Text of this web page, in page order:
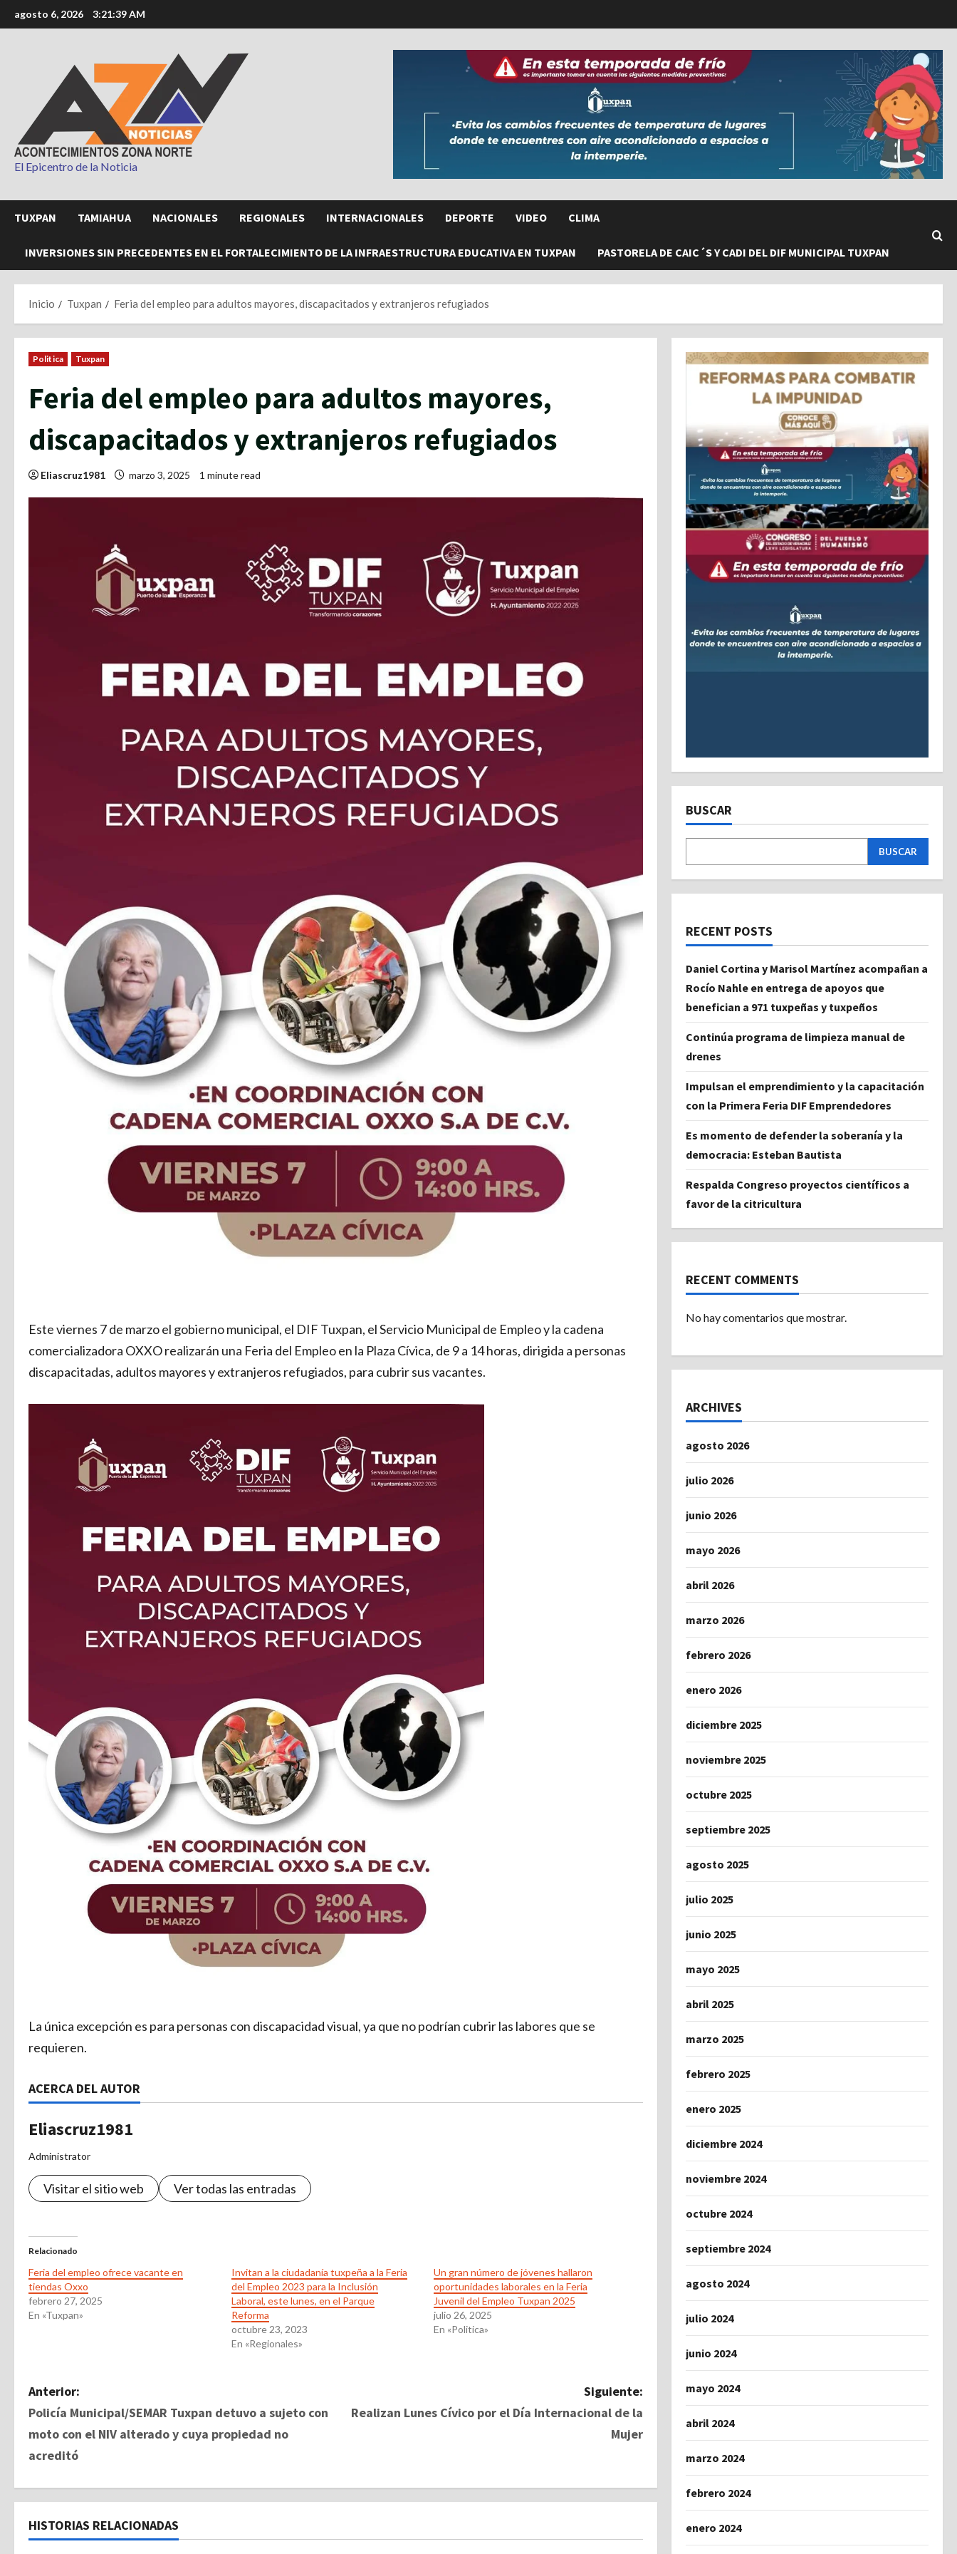
al
agosto 6, 2026 3:21:40 AM
El Epicentro de la Noticia
TUXPAN TAMIAHUA NACIONALES REGIONALES INTERNACIONALES DEPORTE VIDEO CLIMA
INVERSIONES SIN PRECEDENTES EN EL FORTALECIMIENTO DE LA INFRAESTRUCTURA EDUCATIVA EN TUXPAN PASTORELA DE CAIC´S Y CADI DEL DIF MUNICIPAL TUXPAN
Inicio Tuxpan Feria del empleo para adultos mayores, discapacitados y extranjeros refugiados
Politica Tuxpan
Feria del empleo para adultos mayores,
discapacitados y extranjeros refugiados
Eliascruz1981 marzo 3, 2025 1 minute read
Este viernes 7 de marzo el gobierno municipal, el DIF Tuxpan, el Servicio Municipal de Empleo y la cadena
comercializadora OXXO realizarán una Feria del Empleo en la Plaza Cívica, de 9 a 14 horas, dirigida a personas
discapacitadas, adultos mayores y extranjeros refugiados, para cubrir sus vacantes.
La única excepción es para personas con discapacidad visual, ya que no podrían cubrir las labores que se
requieren.
ACERCA DEL AUTOR
Eliascruz1981
Administrator
Visitar el sitio web Ver todas las entradas
Relacionado
Feria del empleo ofrece vacante en
tiendas Oxxo
febrero 27, 2025
En «Tuxpan»
Invitan a la ciudadanía tuxpeña a la Feria
del Empleo 2023 para la Inclusión
Laboral, este lunes, en el Parque
Reforma
octubre 23, 2023
En «Regionales»
Un gran número de jóvenes hallaron
oportunidades laborales en la Feria
Juvenil del Empleo Tuxpan 2025
julio 26, 2025
En «Politica»
N
a
v
e
g
a
Anterior:
Policía Municipal/SEMAR Tuxpan detuvo a sujeto con
moto con el NIV alterado y cuya propiedad no
acreditó
Siguiente:
Realizan Lunes Cívico por el Día Internacional de la
Mujer
HISTORIAS RELACIONADAS
BUSCAR
BUSCAR
RECENT POSTS
Daniel Cortina y Marisol Martínez acompañan a
Rocío Nahle en entrega de apoyos que
benefician a 971 tuxpeñas y tuxpeños
Continúa programa de limpieza manual de
drenes
Impulsan el emprendimiento y la capacitación
con la Primera Feria DIF Emprendedores
Es momento de defender la soberanía y la
democracia: Esteban Bautista
Respalda Congreso proyectos científicos a
favor de la citricultura
RECENT COMMENTS
No hay comentarios que mostrar.
ARCHIVES
agosto 2026
julio 2026
junio 2026
mayo 2026
abril 2026
marzo 2026
febrero 2026
enero 2026
diciembre 2025
noviembre 2025
octubre 2025
septiembre 2025
agosto 2025
julio 2025
junio 2025
mayo 2025
abril 2025
marzo 2025
febrero 2025
enero 2025
diciembre 2024
noviembre 2024
octubre 2024
septiembre 2024
agosto 2024
julio 2024
junio 2024
mayo 2024
abril 2024
marzo 2024
febrero 2024
enero 2024